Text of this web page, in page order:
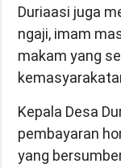
Duriaasi juga
ngaji, imam
makam yang
Kepala Desa
pembayaran
yang